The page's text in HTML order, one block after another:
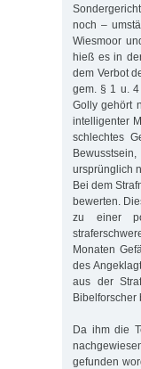
noch –
Wiesmoor
hieß es in
dem Verbot
gem. § 1 u. 4
Golly gehört
intelligenter
schlechtes
ursprünglich
Bei dem
bewerten.
zu einer
Monaten
des
aus der
Bibelforscher
Da ihm die
gefunden